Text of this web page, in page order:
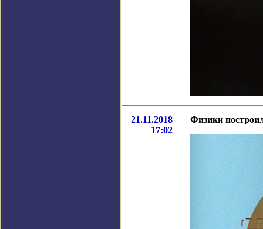
21.11.2018
17:02
Физики